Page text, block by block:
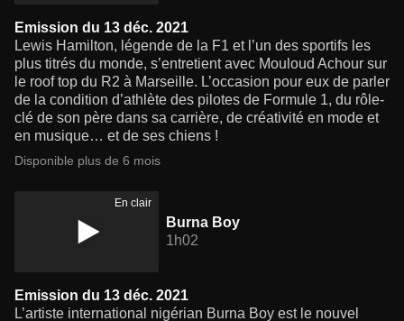
Emission du 13 déc. 2021
Lewis Hamilton, légende de la F1 et l’un des sportifs les
plus titrés du monde, s’entretient avec Mouloud Achour sur
le roof top du R2 à Marseille. L’occasion pour eux de parler
de la condition d’athlète des pilotes de Formule 1, du rôle-
clé de son père dans sa carrière, de créativité en mode et
en musique… et de ses chiens !
Disponible plus de 6 mois
En clair
Burna Boy
1h02
Emission du 13 déc. 2021
L’artiste international nigérian Burna Boy est le nouvel